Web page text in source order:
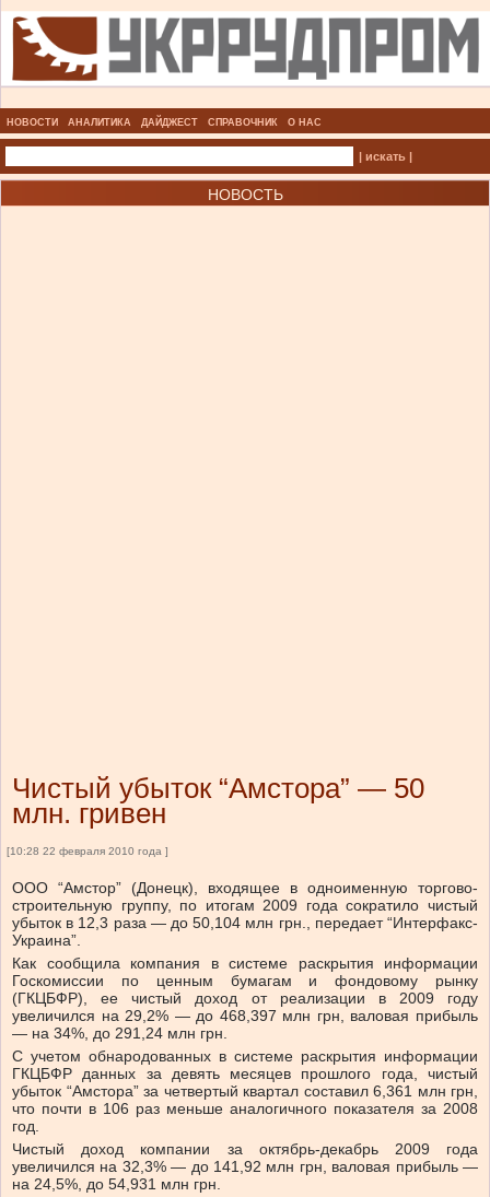
НОВОСТИ АНАЛИТИКА ДАЙДЖЕСТ СПРАВОЧНИК О НАС
| искать |
НОВОСТЬ
Чистый убыток “Амстора” — 50
млн. гривен
[10:28 22 февраля 2010 года ]
ООО “Амстор” (Донецк), входящее в одноименную торгово-
строительную группу, по итогам 2009 года сократило чистый
убыток в 12,3 раза — до 50,104 млн грн., передает “Интерфакс-
Украина”.
Как сообщила компания в системе раскрытия информации
Госкомиссии по ценным бумагам и фондовому рынку
(ГКЦБФР), ее чистый доход от реализации в 2009 году
увеличился на 29,2% — до 468,397 млн грн, валовая прибыль
— на 34%, до 291,24 млн грн.
С учетом обнародованных в системе раскрытия информации
ГКЦБФР данных за девять месяцев прошлого года, чистый
убыток “Амстора” за четвертый квартал составил 6,361 млн грн,
что почти в 106 раз меньше аналогичного показателя за 2008
год.
Чистый доход компании за октябрь-декабрь 2009 года
увеличился на 32,3% — до 141,92 млн грн, валовая прибыль —
на 24,5%, до 54,931 млн грн.